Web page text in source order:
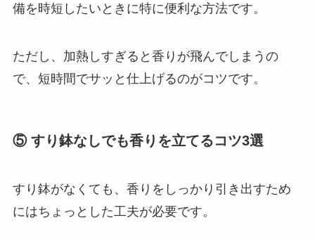
備を時短したいときに特に便利な方法です。
ただし、加熱しすぎると香りが飛んでしまうの
で、短時間でサッと仕上げるのがコツです。
⑤ すり鉢なしでも香りを立てるコツ3選
すり鉢がなくても、香りをしっかり引き出すため
にはちょっとした工夫が必要です。